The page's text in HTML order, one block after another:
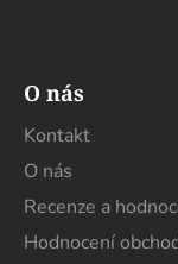
O nás
Kontakt
O nás
Recenze a
Hodnocení